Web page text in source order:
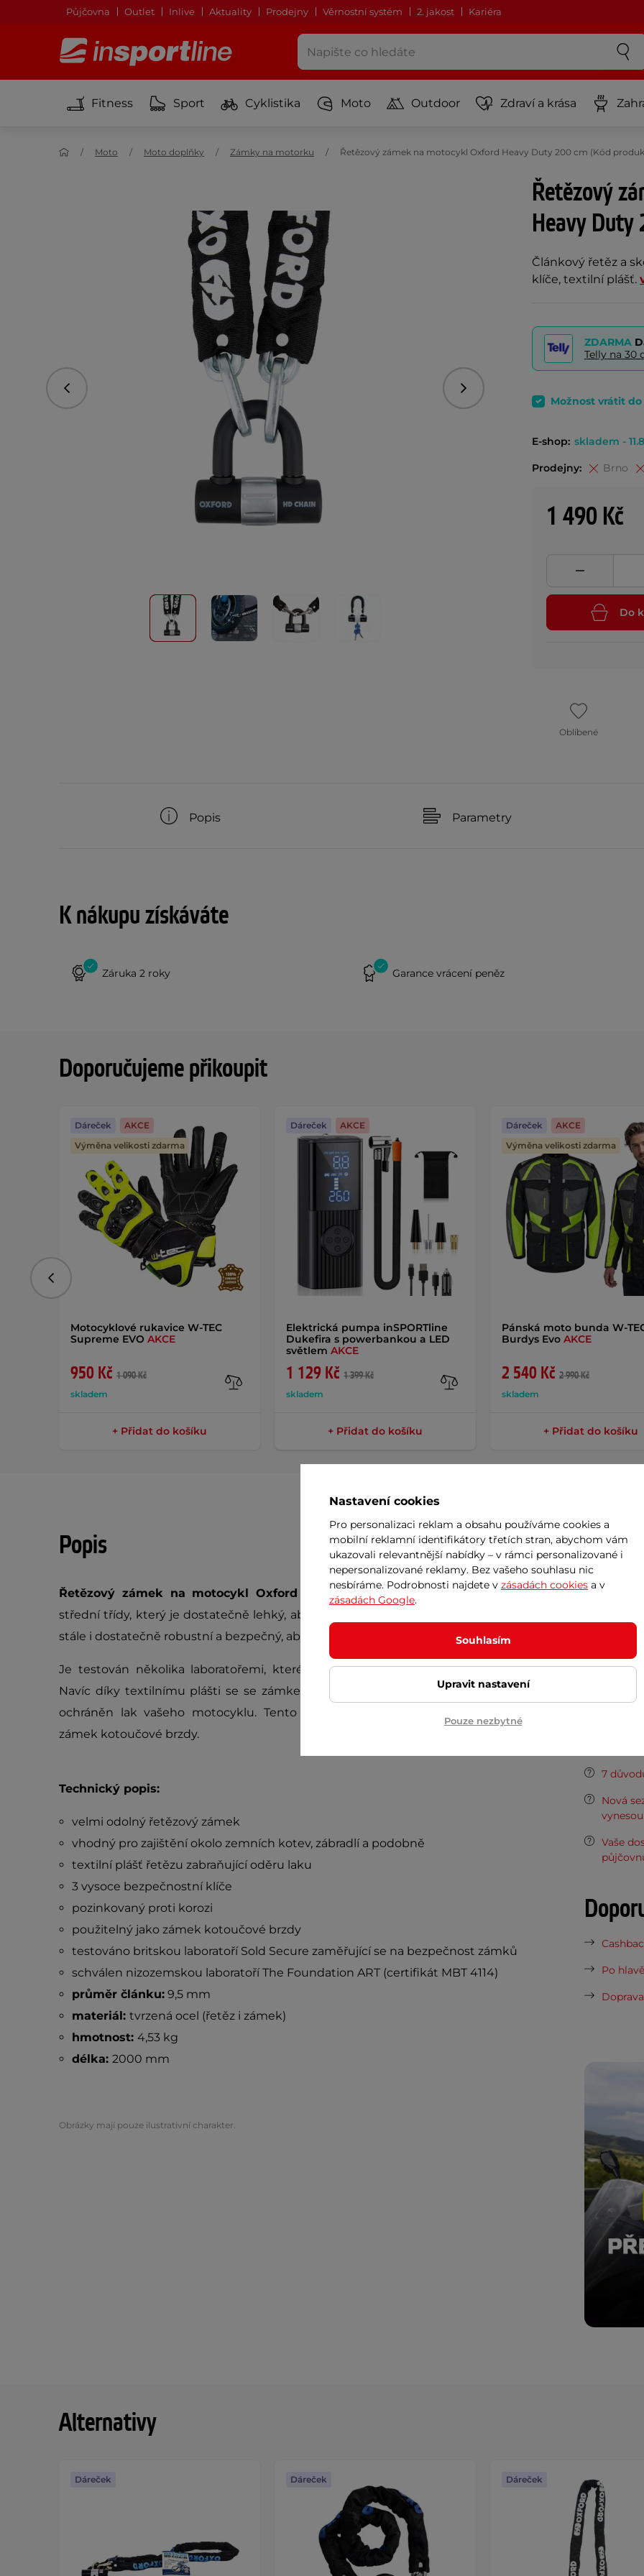
Půjčovna Outlet Inlive Aktuality Prodejny Věrnostní systém 2. jakost Kariéra
Fitness Sport Cyklistika Moto Outdoor Zdraví a krása
Moto Moto doplňky Zámky na motorku Řetězový zámek na motocykl Oxford Heavy Duty 200 cm (Kód
Řetězový
Heavy Duty
Článkový řetěz a
klíče, textilní plášť.
Předchozí Následující
ZDARMA
Telly na 30
Možnost vrátit
E-shop: skladem -
Prodejny: Brno
1 490 Kč
Do
Oblíbené
Popis Parametry
K nákupu získáváte
Záruka 2 roky Garance vrácení peněz
Doporučujeme přikoupit
Motocyklové rukavice W-TEC
Supreme EVO AKCE
950 Kč 1 090 Kč
skladem
Dáreček
AKCE
Výměna velikosti zdarma
+ Přidat do košíku
Elektrická pumpa inSPORTline
Dukefira s powerbankou a LED
světlem AKCE
1 129 Kč 1 399 Kč
skladem
Dáreček AKCE
+ Přidat do košíku
Pánská moto bunda W-
Burdys Evo AKCE
2 540 Kč 2 990 Kč
skladem
Dáreček
AKCE
Výměna velikosti zdarma
+ Přidat do košíku
Předchozí
Popis
Řetězový zámek na motocykl Oxford Heavy Duty 2 mje fantastický zámek
střední třídy, který je dostatečně lehký, aby se dal snadno přenášet s sebou, ale byl
stále i dostatečně robustní a bezpečný, aby odradil případné zloděje.
Je testován několika laboratořemi, které studují bezpečnost takovýchto zámků.
Navíc díky textilnímu plášti se se zámkem snadněji manipuluje a je zároveň lépe
ochráněn lak vašeho motocyklu. Tento zámek může alternativně sloužit i jako
zámek kotoučové brzdy.
Technický popis:
velmi odolný řetězový zámek
vhodný pro zajištění okolo zemních kotev, zábradlí a podobně
textilní plášť řetězu zabraňující oděru laku
3 vysoce bezpečnostní klíče
pozinkovaný proti korozi
použitelný jako zámek kotoučové brzdy
testováno britskou laboratoří Sold Secure zaměřující se na bezpečnost zámků
schválen nizozemskou laboratoří The Foundation ART (certifikát MBT 4114)
průměr článku:9,5 mm
materiál: tvrzená ocel (řetěz i zámek)
hmotnost: 4,53 kg
délka: 2000 mm
Obrázky mají pouze ilustrativní charakter.
Typ zámku
Typ
7
Nová
Vaše
Po
Alternativy
Dáreček Dáreček Dáreček
Nastavení cookies
Pro personalizaci reklam a obsahu používáme cookies a
mobilní reklamní identifikátory třetích stran, abychom vám
ukazovali relevantnější nabídky – v rámci personalizované i
nepersonalizované reklamy. Bez vašeho souhlasu nic
nesbíráme. Podrobnosti najdete v zásadách cookies a v
zásadách Google.
Souhlasím
Upravit nastavení
Pouze nezbytné